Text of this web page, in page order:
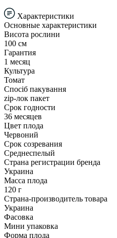
Характеристики
Основные характеристики
Висота рослини
100 см
Гарантия
1 месяц
Культура
Томат
Спосіб пакування
zip-лок пакет
Срок годности
36 месяцев
Цвет плода
Червоний
Срок созревания
Среднеспелый
Страна регистрации бренда
Украина
Масса плода
120 г
Страна-производитель товара
Украина
Фасовка
Мини упаковка
Форма плода